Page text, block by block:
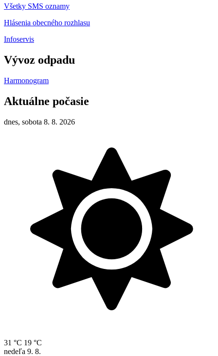
Všetky SMS oznamy
Hlásenia obecného rozhlasu
Infoservis
Vývoz odpadu
Harmonogram
Aktuálne počasie
dnes, sobota 8. 8. 2026
31 °C 19 °C
nedeľa 9. 8.